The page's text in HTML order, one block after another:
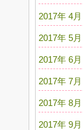
2017年 4月
2017年 5月
2017年 6月
2017年 7月
2017年 8月
2017年 9月